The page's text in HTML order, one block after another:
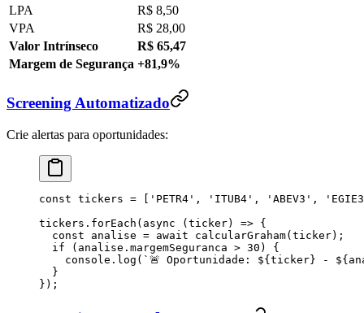
LPA
R$ 8,50
VPA
R$ 28,00
Valor Intrínseco
R$ 65,47
Margem de Segurança +81,9%
Screening Automatizado
Crie alertas para oportunidades:
const tickers = ' PETR4 ' , ' ITUB4 ' , ' ABEV3 ' , ' EGIE3
tickers . forEach ( async ( ticker) => {
  const
analise = await calcularGraham( ticker);
  if
( analise . margemSeguranca > 30 ) {
    console
. log ( ` 🚨 Oportunidade: ${ ticker} - ${
  }
});